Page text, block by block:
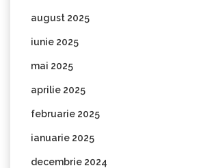
august 2025
iunie 2025
mai 2025
aprilie 2025
februarie 2025
ianuarie 2025
decembrie 2024